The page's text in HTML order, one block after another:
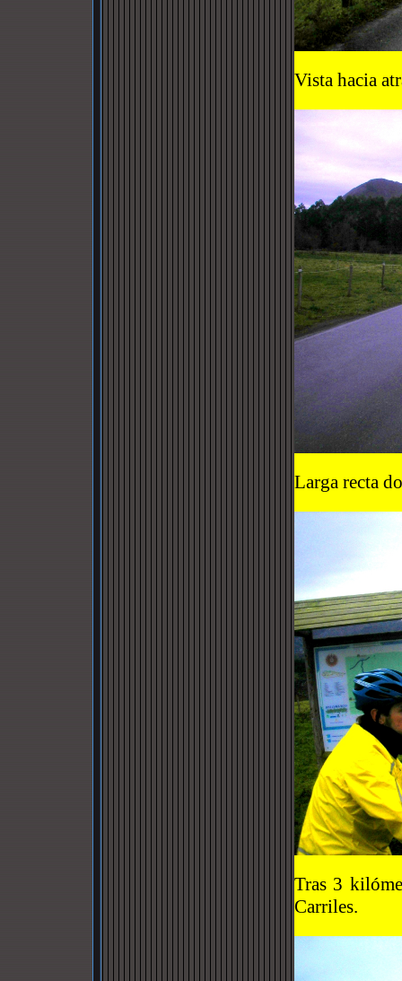
Vista hacia
Larga recta
Tras 3
Carriles.